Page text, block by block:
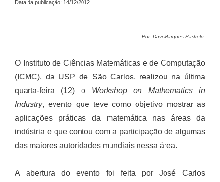
Data da publicação: 14/12/2012
Por: Davi Marques Pastrelo
O Instituto de Ciências Matemáticas e de Computação
(ICMC), da USP de São Carlos, realizou na última
quarta-feira (12) o Workshop on Mathematics in
Industry, evento que teve como objetivo mostrar as
aplicações práticas da matemática nas áreas da
indústria e que contou com a participação de algumas
das maiores autoridades mundiais nessa área.
A abertura do evento foi feita por José Carlos